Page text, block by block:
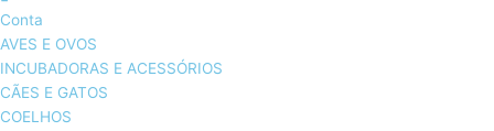
Conta
AVES E OVOS
INCUBADORAS E ACESSÓRIOS
CÃES E GATOS
COELHOS